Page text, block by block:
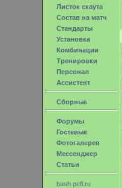
Листок скаута
Состав на матч
Стандарты
Установка
Комбинации
Тренировки
Персонал
Ассистент
Сборные
Форумы
Гостевые
Фотогалерея
Мессенджер
Статьи
bash.pefl.ru